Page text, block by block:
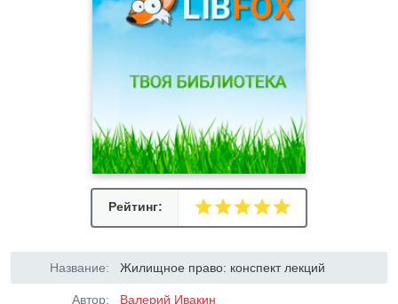
Рейтинг:
Название: Жилищное право: конспект лекций
Автор: Валерий Ивакин